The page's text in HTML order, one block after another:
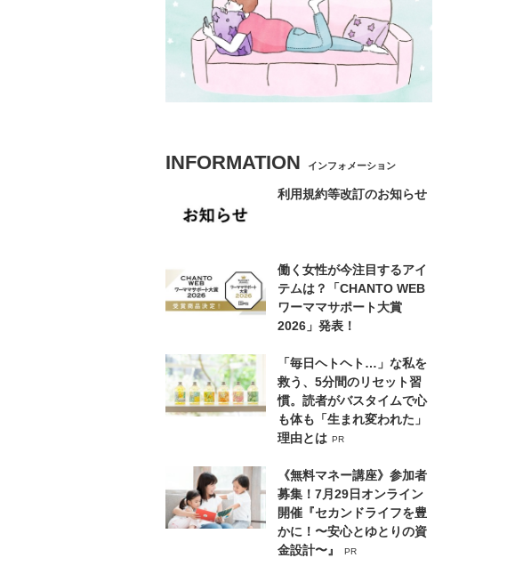
INFORMATION インフォメーション
利用規約等改訂のお知らせ
働く女性が今注目するアイ
テムは？「CHANTO WEB
ワーママサポート大賞
2026」発表！
「毎日ヘトヘト…」な私を
救う、5分間のリセット習
慣。読者がバスタイムで心
も体も「生まれ変われた」
理由とは PR
《無料マネー講座》参加者
募集！7月29日オンライン
開催『セカンドライフを豊
かに！〜安心とゆとりの資
金設計〜』
PR